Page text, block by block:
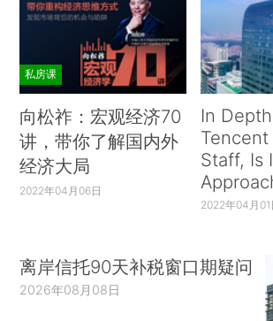
私房课
向松祚：宏观经济70
讲，带你了解国内外
经济大局
2022年04月06日
In
Staff, Is
2022年04月01
离岸信托90天补税窗口期疑问
2026年08月08日